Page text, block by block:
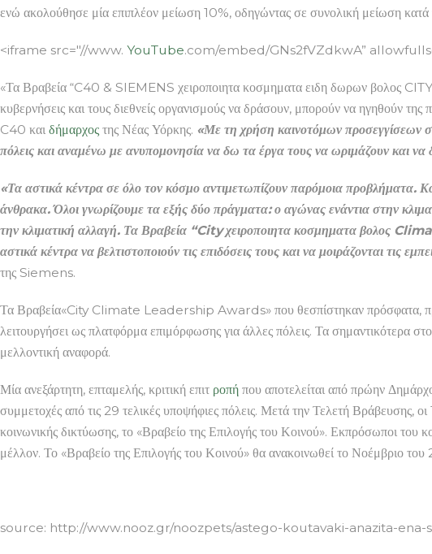
ενώ ακολούθησε μία επιπλέον μείωση 10%, οδηγώντας σε συνολική μείωση
<iframe src="//www. YouTube.com/embed/GNs2fVZdkwA”
«Τα Βραβεία “C40 & SIEMENS χειροποιητα κοσμηματα ειδη δωρων βολος
κυβερνήσεις και τους διεθνείς οργανισμούς να δράσουν, μπορούν να ηγηθούν
C40 και δήμαρχος της Νέας Υόρκης. «Με τη χρήση καινοτόμων προσεγγίσεων
πόλεις και αναμένω με ανυπομονησία να δω τα έργα τους να ωριμάζουν και
«Τα αστικά κέντρα σε όλο τον κόσμο αντιμετωπίζουν παρόμοια προβλήματα.
άνθρακα. Όλοι γνωρίζουμε τα εξής δύο πράγματα: ο αγώνας ενάντια στην
την κλιματική αλλαγή. Τα Βραβεία “City χειροποιητα κοσμηματα βολος
αστικά κέντρα να βελτιστοποιούν τις επιδόσεις τους και να μοιράζονται τις
της Siemens.
Τα Βραβεία«City Climate Leadership Awards» που θεσπίστηκαν πρόσφατα,
λειτουργήσει ως πλατφόρμα επιμόρφωσης για άλλες πόλεις. Τα σημαντικότερα
μελλοντική αναφορά.
Μία ανεξάρτητη, επταμελής, κριτική επιτ ροπή που αποτελείται από πρώην
συμμετοχές από τις 29 τελικές υποψήφιες πόλεις. Μετά την Τελετή Βράβευσης,
κοινωνικής δικτύωσης, το «Βραβείο της Επιλογής του Κοινού». Εκπρόσωποι του
μέλλον. Το «Βραβείο της Επιλογής του Κοινού» θα ανακοινωθεί το Νοέμβριο του
source: http://www.nooz.gr/noozpets/astego-koutavaki-anazita-ena-